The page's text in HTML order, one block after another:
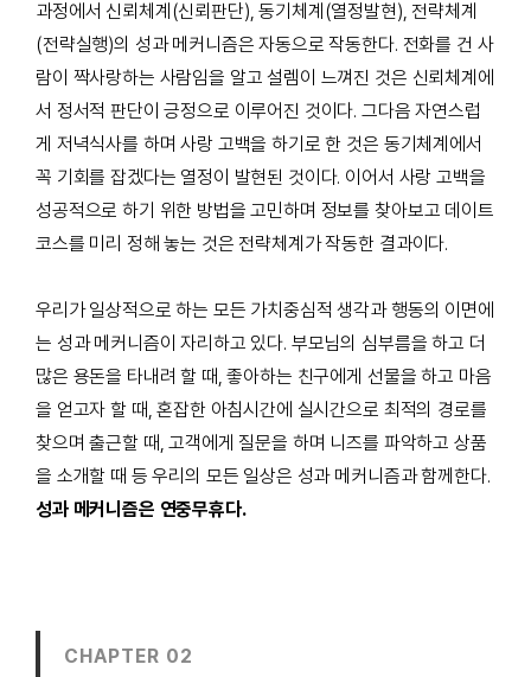
과정에서 신뢰체계(신뢰판단), 동기체계(열정발현), 전략체계
(전략실행)의 성과 메커니즘은 자동으로 작동한다. 전화를 건 사
람이 짝사랑하는 사람임을 알고 설렘이 느껴진 것은 신뢰체계에
서 정서적 판단이 긍정으로 이루어진 것이다. 그다음 자연스럽
게 저녁식사를 하며 사랑 고백을 하기로 한 것은 동기체계에서
꼭 기회를 잡겠다는 열정이 발현된 것이다. 이어서 사랑 고백을
성공적으로 하기 위한 방법을 고민하며 정보를 찾아보고 데이트
코스를 미리 정해 놓는 것은 전략체계가 작동한 결과이다.
우리가 일상적으로 하는 모든 가치중심적 생각과 행동의 이면에
는 성과 메커니즘이 자리하고 있다. 부모님의 심부름을 하고 더
많은 용돈을 타내려 할 때, 좋아하는 친구에게 선물을 하고 마음
을 얻고자 할 때, 혼잡한 아침시간에 실시간으로 최적의 경로를
찾으며 출근할 때, 고객에게 질문을 하며 니즈를 파악하고 상품
을 소개할 때 등 우리의 모든 일상은 성과 메커니즘과 함께한다.
성과 메커니즘은 연중무휴다.
CHAPTER 02